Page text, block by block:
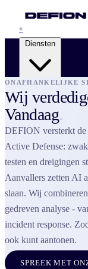
®
Security Advisory
Strategic Resilience
Pentesting
Attack Readiness
Managed
Adaptive Threat
Digital Forensics
Cyber Crisis
ONAFHANKELIJKE
Wij
Vandaag.
DEFION versterkt de
Active Defense:
testen en dreigingen
Aanvallers zetten AI
slaan. Wij
gedreven analyse -
incident response.
ook kunt aantonen.
SPREEK MET